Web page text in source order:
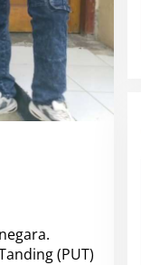
(PUT)